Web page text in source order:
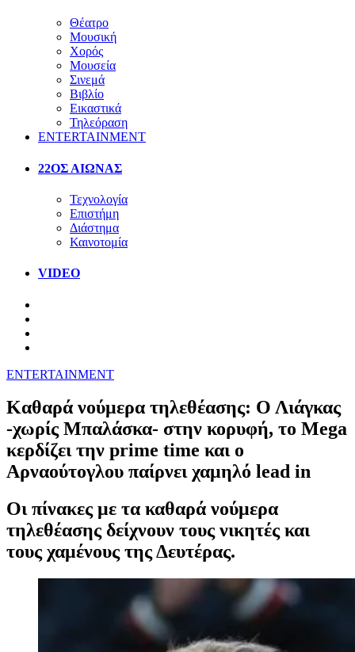
Θέατρο
Μουσική
Χορός
Μουσεία
Σινεμά
Βιβλίο
Εικαστικά
Τηλεόραση
ENTERTAINMENT
22ΟΣ ΑΙΩΝΑΣ
Τεχνολογία
Επιστήμη
Διάστημα
Καινοτομία
VIDEO
ENTERTAINMENT
Καθαρά νούμερα τηλεθέασης: Ο Λιάγκας
-χωρίς Μπαλάσκα- στην κορυφή, το Mega
κερδίζει την prime time και ο
Αρναούτογλου παίρνει χαμηλό lead in
Οι πίνακες με τα καθαρά νούμερα
τηλεθέασης δείχνουν τους νικητές και
τους χαμένους της Δευτέρας.